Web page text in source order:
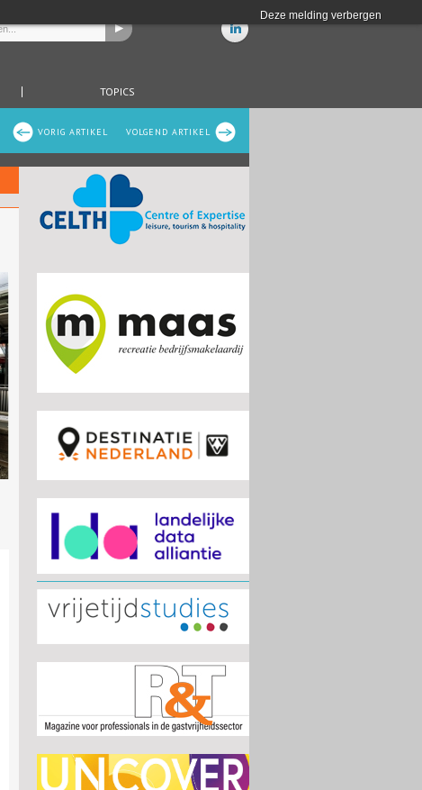
Deze melding verbergen
TOPICS
VOLGEND ARTIKEL
VORIG ARTIKEL